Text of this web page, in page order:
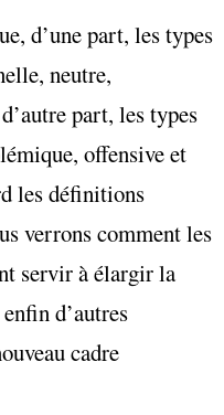
d’une part, les types
neutre,
part, les types
offensive et
les définitions
verrons comment les
servir à élargir la
d’autres
cadre